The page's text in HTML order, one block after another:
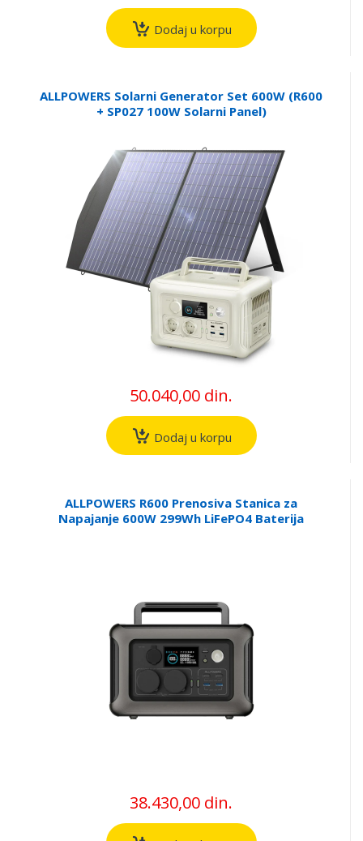
Dodaj u korpu
ALLPOWERS Solarni Generator Set 600W (R600
+ SP027 100W Solarni Panel)
50.040,00 din.
Dodaj u korpu
ALLPOWERS R600 Prenosiva Stanica za
Napajanje 600W 299Wh LiFePO4 Baterija
38.430,00 din.